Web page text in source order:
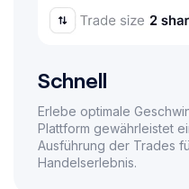
Schnell
Erlebe optimale
Plattform gewährleistet
Ausführung der Trades
Handelserlebnis.